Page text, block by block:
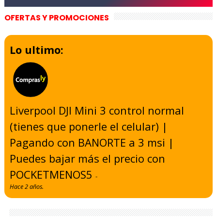
OFERTAS Y PROMOCIONES
Lo ultimo:
Liverpool DJI Mini 3 control normal
(tienes que ponerle el celular) |
Pagando con BANORTE a 3 msi |
Puedes bajar más el precio con
POCKETMENOS5-
Hace 2 años.